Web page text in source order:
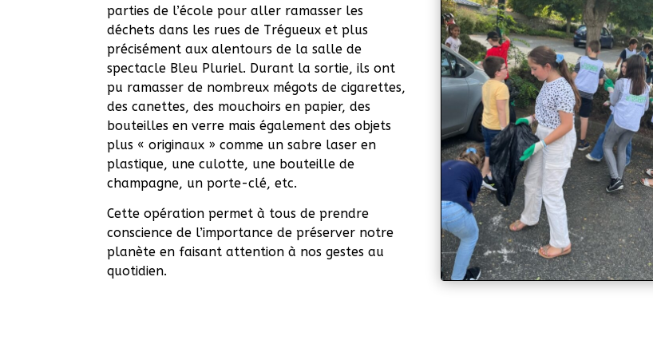
parties de l’école pour aller ramasser les
déchets dans les rues de Trégueux et plus
précisément aux alentours de la salle de
spectacle Bleu Pluriel. Durant la sortie, ils ont
pu ramasser de nombreux mégots de cigarettes,
des canettes, des mouchoirs en papier, des
bouteilles en verre mais également des objets
plus « originaux » comme un sabre laser en
plastique, une culotte, une bouteille de
champagne, un porte-clé, etc.
Cette opération permet à tous de prendre
conscience de l’importance de préserver notre
planète en faisant attention à nos gestes au
quotidien.